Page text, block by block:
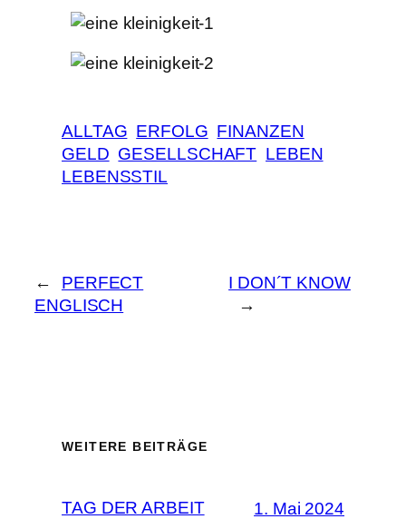
ALLTAG ERFOLG FINANZEN
GELD GESELLSCHAFT LEBEN
LEBENSSTIL
←
PERFECT
ENGLISCH
I DON´T KNOW
→
WEITERE BEITRÄGE
TAG DER ARBEIT 1. Mai 2024